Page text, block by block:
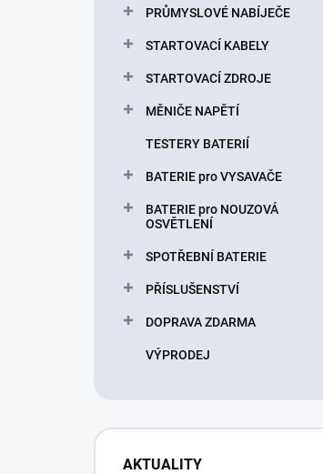
PRŮMYSLOVÉ NABÍJEČE
STARTOVACÍ KABELY
STARTOVACÍ ZDROJE
MĚNIČE NAPĚTÍ
TESTERY BATERIÍ
BATERIE pro VYSAVAČE
BATERIE pro NOUZOVÁ
OSVĚTLENÍ
SPOTŘEBNÍ BATERIE
PŘÍSLUŠENSTVÍ
DOPRAVA ZDARMA
VÝPRODEJ
AKTUALITY